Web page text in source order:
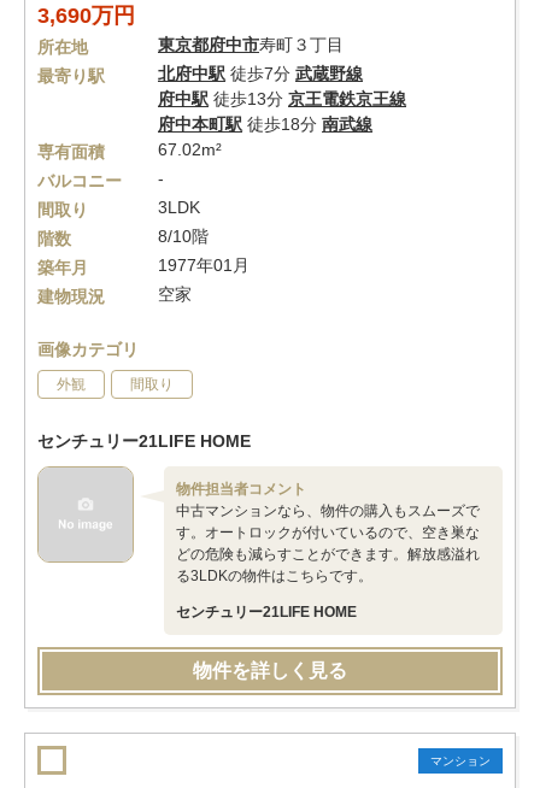
3,690万円
所在地 東京都府中市寿町３丁目
最寄り駅
北府中駅 徒歩7分 武蔵野線
府中駅 徒歩13分 京王電鉄京王線
府中本町駅 徒歩18分 南武線
専有面積
67.02m²
バルコニー
-
間取り
3LDK
階数
8/10階
築年月
1977年01月
建物現況
空家
画像カテゴリ
外観 間取り
センチュリー21LIFE HOME
物件担当者コメント
中古マンションなら、物件の購入もスムーズで
す。オートロックが付いているので、空き巣な
どの危険も減らすことができます。解放感溢れ
る3LDKの物件はこちらです。
センチュリー21LIFE HOME
物件を詳しく見る
マンション